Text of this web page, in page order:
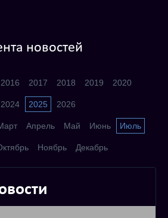
новостей
2016 2017 2018 2019 2020
2024 2025 2026
Апрель Май Июнь Июль
Ноябрь Декабрь